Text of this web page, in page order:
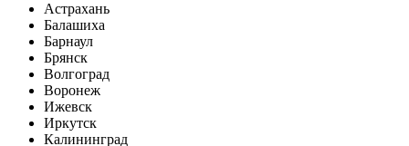
Астрахань
Балашиха
Барнаул
Брянск
Волгоград
Воронеж
Ижевск
Иркутск
Калининград